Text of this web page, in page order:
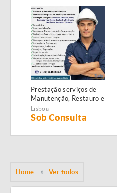
Prestação serviços de
Manutenção, Restauro e
Remodelação de
imóveis!
Lisboa
Sob Consulta
Home Ver todos